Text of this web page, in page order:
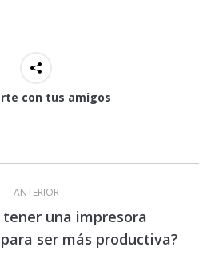
con tus amigos
ANTERIOR
Publicación
anterior:
tener una impresora
ser más productiva?